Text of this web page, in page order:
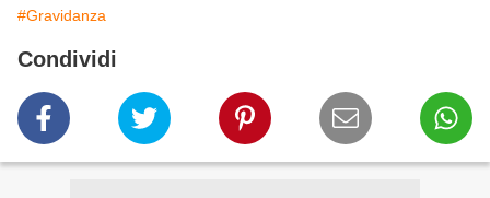
#Gravidanza
Condividi